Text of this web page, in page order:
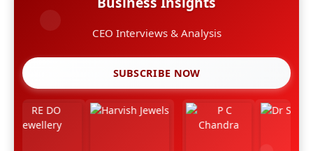
CEO Interviews & Analysis
SUBSCRIBE NOW